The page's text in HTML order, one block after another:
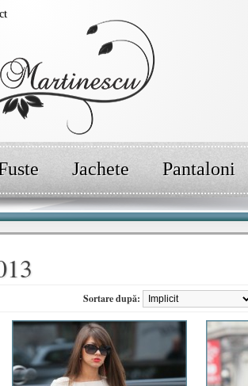
Jachete Pantaloni
Sortare după: